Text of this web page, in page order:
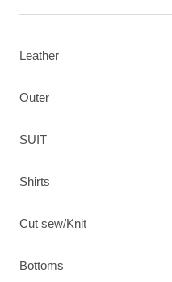
Leather
Outer
SUIT
Shirts
Cut sew/Knit
Bottoms